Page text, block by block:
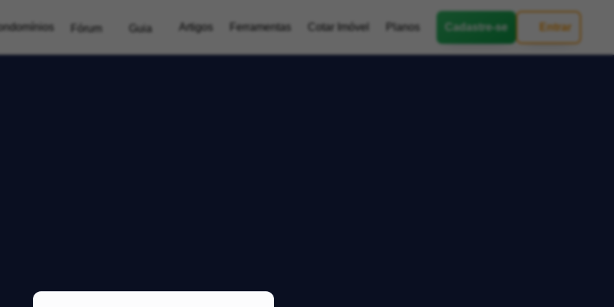
Fórum Guia Artigos Ferramentas Cotar Imóvel Planos Cadastre-se Entrar